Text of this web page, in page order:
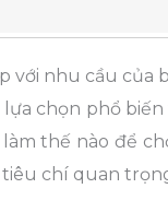
với nhu cầu của
chọn phổ
thế nào để
tiêu chí quan